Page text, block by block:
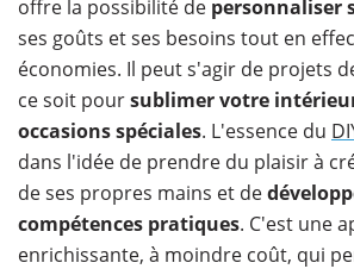
offre la possibilité de personnaliser
ses goûts et ses besoins tout en
économies. Il peut s'agir de projets
ce soit poursublimer votre
occasions spéciales. L'essence du
dans l'idée de prendre du plaisir à
de ses propres mains et de
compétences pratiques. C'est une
enrichissante, à moindre coût, qui